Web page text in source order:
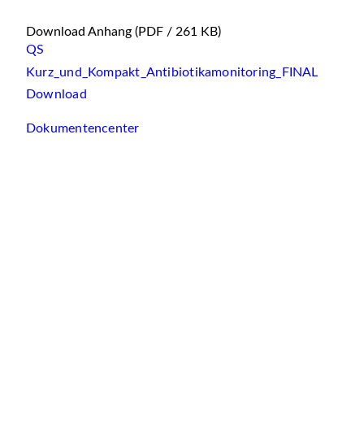
Download Anhang (PDF / 261 KB)
QS
Kurz_und_Kompakt_Antibiotikamonitoring_FINAL
Download
Dokumentencenter